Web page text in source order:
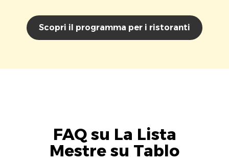
Scopri il programma per i ristoranti
FAQ su La Lista
Mestre su Tablo